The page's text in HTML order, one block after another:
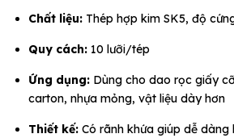
Chất liệu: Thép hợp kim SK5, độ
Quy cách: 10 lưỡi/tép
Ứng dụng: Dùng cho dao rọc giấy
carton, nhựa mỏng, vật liệu dày hơn
Thiết kế: Có rãnh khứa giúp dễ